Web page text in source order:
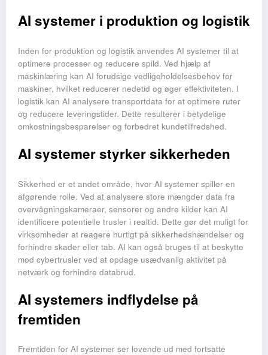
AI systemer i produktion og logistik
Inden for produktion og logistik anvendes AI systemer til at
optimere processer og reducere spild. Ved hjælp af
maskinlæring kan AI forudsige vedligeholdelsesbehov for
maskiner, hvilket reducerer nedetid og øger effektiviteten. I
logistik kan AI analysere transportdata for at optimere ruter
og reducere leveringstider. Dette resulterer i betydelige
omkostningsbesparelser og forbedret kundetilfredshed.
AI systemer styrker sikkerheden
Sikkerhed er et andet område, hvor AI systemer spiller en
afgørende rolle. Ved at analysere store mængder data fra
overvågningskameraer, sensorer og andre kilder kan AI
identificere potentielle trusler i realtid. Dette gør det muligt for
virksomheder at reagere hurtigt på sikkerhedshændelser og
forhindre skader eller tab. AI kan også bruges til at beskytte
mod cybertrusler ved at opdage usædvanlig aktivitet på
netværk og forhindre databrud.
AI systemers indflydelse på
fremtiden
Fremtiden for AI systemer ser lovende ud med fortsatte